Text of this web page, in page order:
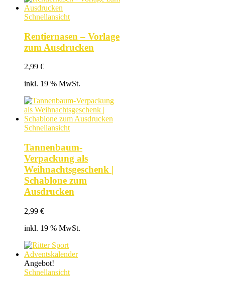
Schnellansicht
Rentiernasen – Vorlage
zum Ausdrucken
2,99 €
inkl. 19 % MwSt.
Schnellansicht
Tannenbaum-
Verpackung als
Weihnachtsgeschenk |
Schablone zum
Ausdrucken
2,99 €
inkl. 19 % MwSt.
Angebot!
Schnellansicht